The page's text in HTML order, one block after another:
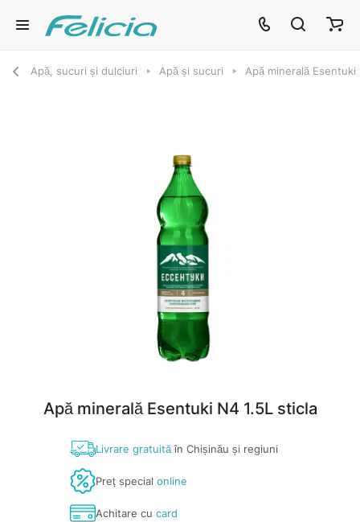
Apă, sucuri și dulciuri Apă și sucuri Apă minerală Esentuki
Apă minerală Esentuki N4 1.5L sticla
Livrare gratuităîn Chișinău și regiuni
Preț special online
Achitare cu card